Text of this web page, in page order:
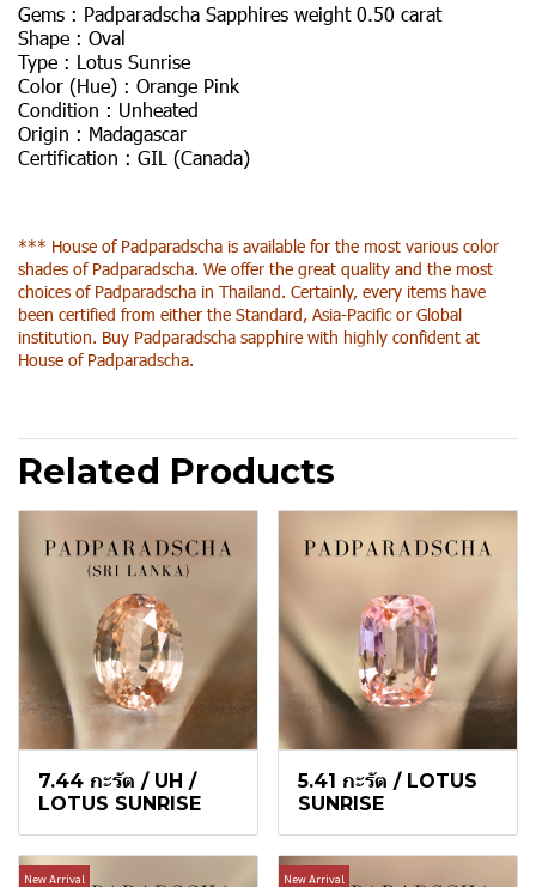
Gems : Padparadscha Sapphires weight 0.50 carat
Shape : Oval
Type : Lotus Sunrise
Color (Hue) : Orange Pink
Condition : Unheated
Origin : Madagascar
Certification : GIL (Canada)
*** House of Padparadscha is available for the most various color
shades of Padparadscha. We offer the great quality and the most
choices of Padparadscha in Thailand. Certainly, every items have
been certified from either the Standard, Asia-Pacific or Global
institution. Buy Padparadscha sapphire with highly confident at
House of Padparadscha.
Related Products
7.44 กะรัต / UH /
LOTUS SUNRISE
5.41 กะรัต / LOTUS
SUNRISE
New Arrival New Arrival